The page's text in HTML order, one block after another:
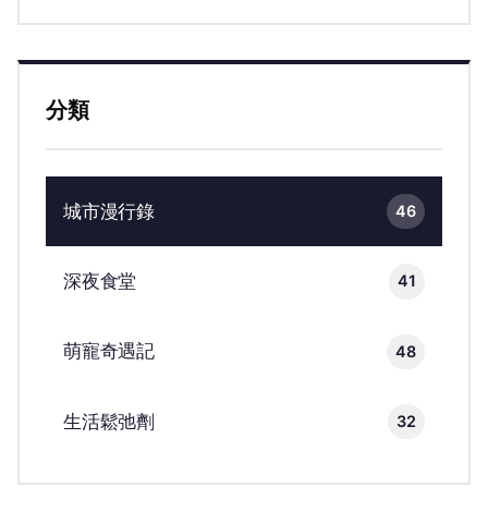
分類
城市漫行錄 46
深夜食堂 41
萌寵奇遇記 48
生活鬆弛劑 32